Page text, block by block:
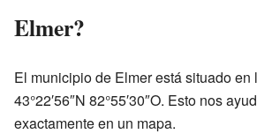
Elmer?
El municipio de Elmer está situado en
43°22′56″N 82°55′30″O. Esto nos
exactamente en un mapa.